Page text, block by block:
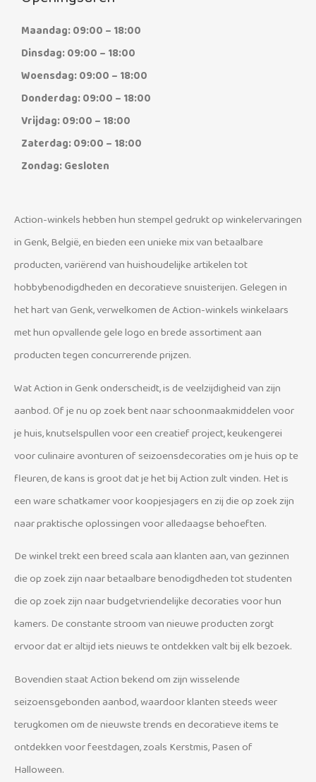
Maandag: 09:00 – 18:00
Dinsdag: 09:00 – 18:00
Woensdag: 09:00 – 18:00
Donderdag: 09:00 – 18:00
Vrijdag: 09:00 – 18:00
Zaterdag: 09:00 – 18:00
Zondag: Gesloten
Action-winkels hebben hun stempel gedrukt op winkelervaringen
in Genk, België, en bieden een unieke mix van betaalbare
producten, variërend van huishoudelijke artikelen tot
hobbybenodigdheden en decoratieve snuisterijen. Gelegen in
het hart van Genk, verwelkomen de Action-winkels winkelaars
met hun opvallende gele logo en brede assortiment aan
producten tegen concurrerende prijzen.
Wat Action in Genk onderscheidt, is de veelzijdigheid van zijn
aanbod. Of je nu op zoek bent naar schoonmaakmiddelen voor
je huis, knutselspullen voor een creatief project, keukengerei
voor culinaire avonturen of seizoensdecoraties om je huis op te
fleuren, de kans is groot dat je het bij Action zult vinden. Het is
een ware schatkamer voor koopjesjagers en zij die op zoek zijn
naar praktische oplossingen voor alledaagse behoeften.
De winkel trekt een breed scala aan klanten aan, van gezinnen
die op zoek zijn naar betaalbare benodigdheden tot studenten
die op zoek zijn naar budgetvriendelijke decoraties voor hun
kamers. De constante stroom van nieuwe producten zorgt
ervoor dat er altijd iets nieuws te ontdekken valt bij elk bezoek.
Bovendien staat Action bekend om zijn wisselende
seizoensgebonden aanbod, waardoor klanten steeds weer
terugkomen om de nieuwste trends en decoratieve items te
ontdekken voor feestdagen, zoals Kerstmis, Pasen of
Halloween.